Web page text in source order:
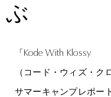
ぶ
「 Kode With Klossy
（コード・ウィズ・ク
サマーキャンプレポー